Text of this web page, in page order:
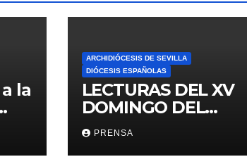
la
ARCHIDIÓCESIS DE SEVILLA
DIÓCESIS ESPAÑOLAS
LECTURAS DEL XV
DOMINGO DEL
TIEMPO
ORDINARIO (A)
PRENSA